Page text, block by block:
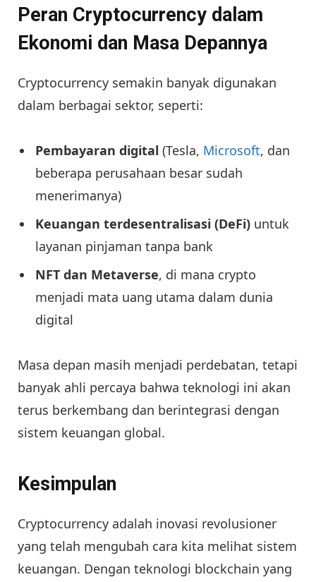
Peran Cryptocurrency dalam
Ekonomi dan Masa Depannya
Cryptocurrency semakin banyak digunakan
dalam berbagai sektor, seperti:
Pembayaran digital (Tesla, Microsoft, dan
beberapa perusahaan besar sudah
menerimanya)
Keuangan terdesentralisasi (DeFi) untuk
layanan pinjaman tanpa bank
NFT dan Metaverse, di mana crypto
menjadi mata uang utama dalam dunia
digital
Masa depan masih menjadi perdebatan, tetapi
banyak ahli percaya bahwa teknologi ini akan
terus berkembang dan berintegrasi dengan
sistem keuangan global.
Kesimpulan
Cryptocurrency adalah inovasi revolusioner
yang telah mengubah cara kita melihat sistem
keuangan. Dengan teknologi blockchain yang